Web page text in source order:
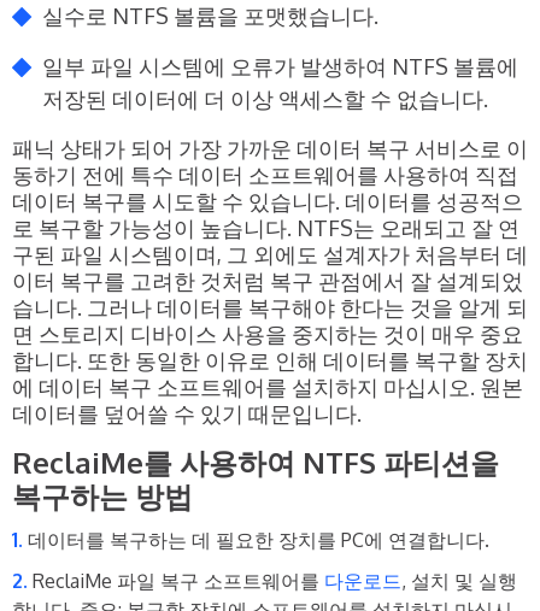
실수로 NTFS 볼륨을 포맷했습니다.
일부 파일 시스템에 오류가 발생하여 NTFS 볼륨에
저장된 데이터에 더 이상 액세스할 수 없습니다.
패닉 상태가 되어 가장 가까운 데이터 복구 서비스로 이
동하기 전에 특수 데이터 소프트웨어를 사용하여 직접
데이터 복구를 시도할 수 있습니다. 데이터를 성공적으
로 복구할 가능성이 높습니다. NTFS는 오래되고 잘 연
구된 파일 시스템이며, 그 외에도 설계자가 처음부터 데
이터 복구를 고려한 것처럼 복구 관점에서 잘 설계되었
습니다. 그러나 데이터를 복구해야 한다는 것을 알게 되
면 스토리지 디바이스 사용을 중지하는 것이 매우 중요
합니다. 또한 동일한 이유로 인해 데이터를 복구할 장치
에 데이터 복구 소프트웨어를 설치하지 마십시오. 원본
데이터를 덮어쓸 수 있기 때문입니다.
ReclaiMe를 사용하여 NTFS 파티션을
복구하는 방법
데이터를 복구하는 데 필요한 장치를 PC에 연결합니다.
ReclaiMe 파일 복구 소프트웨어를 다운로드, 설치 및 실행